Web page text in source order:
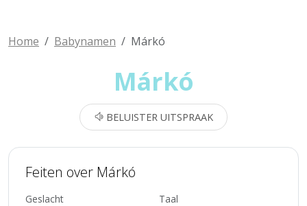
Home Babynamen Márkó
Márkó
BELUISTER UITSPRAAK
Feiten over Márkó
Geslacht Taal